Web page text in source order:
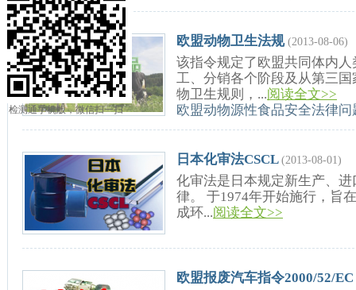
欧盟动物卫生法规 (2013-08-06)
该指令规定了欧盟共同体内
工、分销各个阶段及从第三
物卫生规则，...阅读全文>>
欧盟动物源性食品安全法律问
日本化审法CSCL (2013-08-01)
化审法是日本规定新生产、
律。 于1974年开始施行，旨
成环...阅读全文>>
欧盟报废汽车指令2000/52/EC
检测通手机版，微信扫一扫